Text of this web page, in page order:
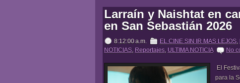
Larraín y Naishtat en
en San Sebastián 2026
8:12:00 a.m. EL CINE SIN IR MAS LEJOS,
NOTICIAS, Reportajes, ULTIMA NOTICIA No
El
para la